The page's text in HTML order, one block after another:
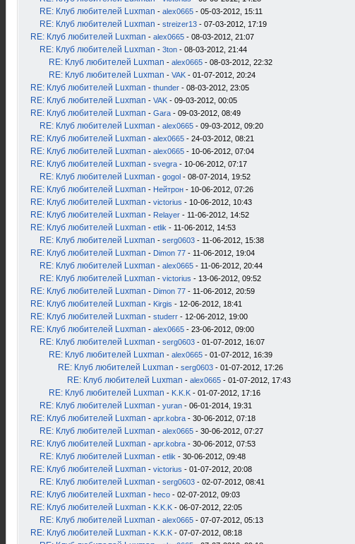
RE: Клуб любителей Luxman - alex0665 - 05-03-2012, 15:11
RE: Клуб любителей Luxman - streizer13 - 07-03-2012, 17:19
RE: Клуб любителей Luxman - alex0665 - 08-03-2012, 21:07
RE: Клуб любителей Luxman - 3ton - 08-03-2012, 21:44
RE: Клуб любителей Luxman - alex0665 - 08-03-2012, 22:32
RE: Клуб любителей Luxman - VAK - 01-07-2012, 20:24
RE: Клуб любителей Luxman - thunder - 08-03-2012, 23:05
RE: Клуб любителей Luxman - VAK - 09-03-2012, 00:05
RE: Клуб любителей Luxman - Gara - 09-03-2012, 08:49
RE: Клуб любителей Luxman - alex0665 - 09-03-2012, 09:20
RE: Клуб любителей Luxman - alex0665 - 24-03-2012, 08:21
RE: Клуб любителей Luxman - alex0665 - 10-06-2012, 07:04
RE: Клуб любителей Luxman - svegra - 10-06-2012, 07:17
RE: Клуб любителей Luxman - gogol - 08-07-2014, 19:52
RE: Клуб любителей Luxman - Нейтрон - 10-06-2012, 07:26
RE: Клуб любителей Luxman - victorius - 10-06-2012, 10:43
RE: Клуб любителей Luxman - Relayer - 11-06-2012, 14:52
RE: Клуб любителей Luxman - etlik - 11-06-2012, 14:53
RE: Клуб любителей Luxman - serg0603 - 11-06-2012, 15:38
RE: Клуб любителей Luxman - Dimon 77 - 11-06-2012, 19:04
RE: Клуб любителей Luxman - alex0665 - 11-06-2012, 20:44
RE: Клуб любителей Luxman - victorius - 13-06-2012, 09:52
RE: Клуб любителей Luxman - Dimon 77 - 11-06-2012, 20:59
RE: Клуб любителей Luxman - Kirgis - 12-06-2012, 18:41
RE: Клуб любителей Luxman - studerr - 12-06-2012, 19:00
RE: Клуб любителей Luxman - alex0665 - 23-06-2012, 09:00
RE: Клуб любителей Luxman - serg0603 - 01-07-2012, 16:07
RE: Клуб любителей Luxman - alex0665 - 01-07-2012, 16:39
RE: Клуб любителей Luxman - serg0603 - 01-07-2012, 17:26
RE: Клуб любителей Luxman - alex0665 - 01-07-2012, 17:43
RE: Клуб любителей Luxman - K.K.K - 01-07-2012, 17:16
RE: Клуб любителей Luxman - yuran - 06-01-2014, 19:31
RE: Клуб любителей Luxman - apr.kobra - 30-06-2012, 07:18
RE: Клуб любителей Luxman - alex0665 - 30-06-2012, 07:27
RE: Клуб любителей Luxman - apr.kobra - 30-06-2012, 07:53
RE: Клуб любителей Luxman - etlik - 30-06-2012, 09:48
RE: Клуб любителей Luxman - victorius - 01-07-2012, 20:08
RE: Клуб любителей Luxman - serg0603 - 02-07-2012, 08:41
RE: Клуб любителей Luxman - heco - 02-07-2012, 09:03
RE: Клуб любителей Luxman - K.K.K - 06-07-2012, 22:05
RE: Клуб любителей Luxman - alex0665 - 07-07-2012, 05:13
RE: Клуб любителей Luxman - K.K.K - 07-07-2012, 08:18